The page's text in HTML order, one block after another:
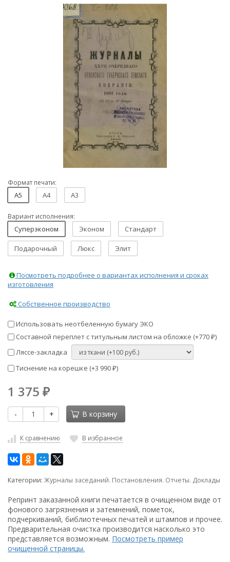
Формат печати:
A5 A4 A3
Вариант исполнения:
Суперэконом Эконом Стандарт
Подарочный Люкс Элит
Посмотреть подробнее о вариантах исполнения и сроках
изготовления
Собственное производство
Использовать неотбеленную бумагу ЭКО
Составной переплет с титульным листом на обложке (+770 ₽)
Ляссе-закладка
Тиснение на корешке (+3 990 ₽)
1 375 ₽
- + В корзину
К сравнению В избранное
Категории: Журналы заседаний. Постановления. Отчеты. Доклады
Репринт заказанной книги печатается в очищенном виде от
фонового загрязнения и затемнений, пометок,
подчеркиваний, библиотечных печатей и штампов и прочее.
Предварительная очистка производится насколько это
представляется возможным. Посмотреть пример
очищенной страницы.